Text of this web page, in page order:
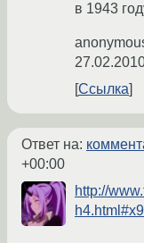
в 1943
Ссылка
Ответ на:
+00:00
http://